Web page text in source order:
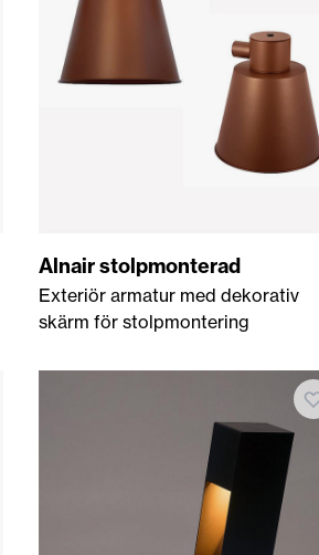
Alnair stolpmonterad
Exteriör armatur med dekorativ
skärm för stolpmontering